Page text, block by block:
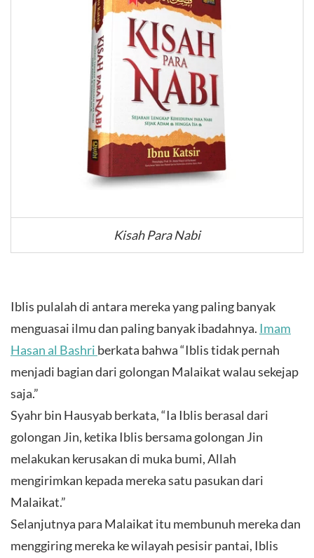
Kisah Para Nabi
Iblis pulalah di antara mereka yang paling banyak
menguasai ilmu dan paling banyak ibadahnya. Imam
Hasan al Bashri berkata bahwa “Iblis tidak pernah
menjadi bagian dari golongan Malaikat walau sekejap
saja.”
Syahr bin Hausyab berkata, “Ia Iblis berasal dari
golongan Jin, ketika Iblis bersama golongan Jin
melakukan kerusakan di muka bumi, Allah
mengirimkan kepada mereka satu pasukan dari
Malaikat.”
Selanjutnya para Malaikat itu membunuh mereka dan
menggiring mereka ke wilayah pesisir pantai, Iblis